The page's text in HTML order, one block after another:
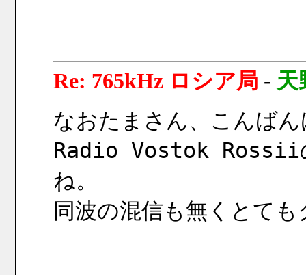
Re: 765kHz ロシア局 - 天
なおたまさん、こんばん
Radio Vostok Rossii
ね。
同波の混信も無くとて